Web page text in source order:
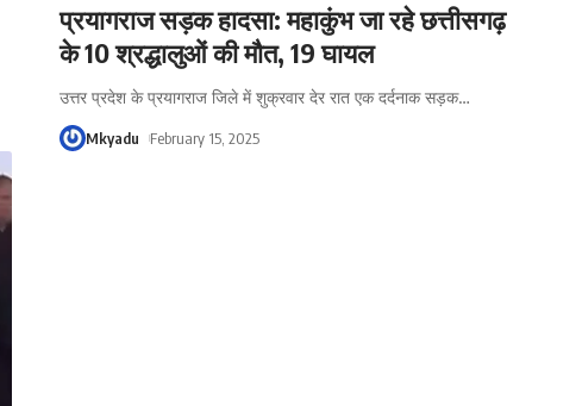
प्रयागराज सड़क हादसा: महाकुंभ जा रहे छत्तीसगढ़
के 10 श्रद्धालुओं की मौत, 19 घायल
उत्तर प्रदेश के प्रयागराज जिले में शुक्रवार देर रात एक दर्दनाक सड़क…
Mkyadu February 15, 2025